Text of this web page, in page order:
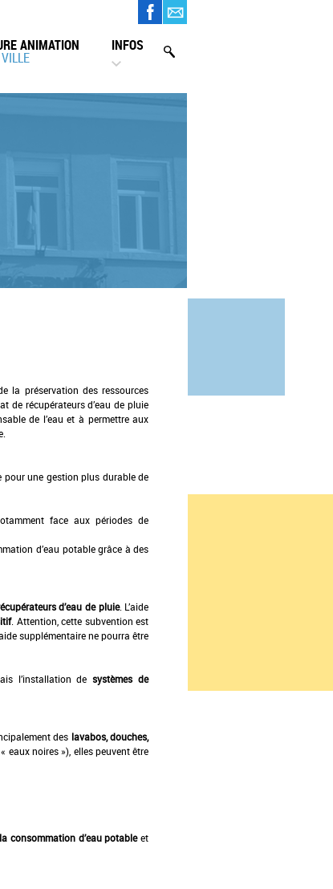
ANIMATION INFOS
la préservation des ressources
de récupérateurs d’eau de pluie
de l’eau et à permettre aux
pour une gestion plus durable de
face aux périodes de
d’eau potable grâce à des
d’eau de pluie. L’aide
. Attention, cette subvention est
supplémentaire ne pourra être
l’installation desystèmes de
des lavabos, douches,
eaux noires »), elles peuvent être
consommation d’eau potableet